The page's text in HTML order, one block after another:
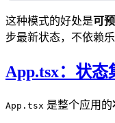
这种模式的好处是可
步最新状态，不依赖乐
App.tsx：状态
App.tsx 是整个应用的